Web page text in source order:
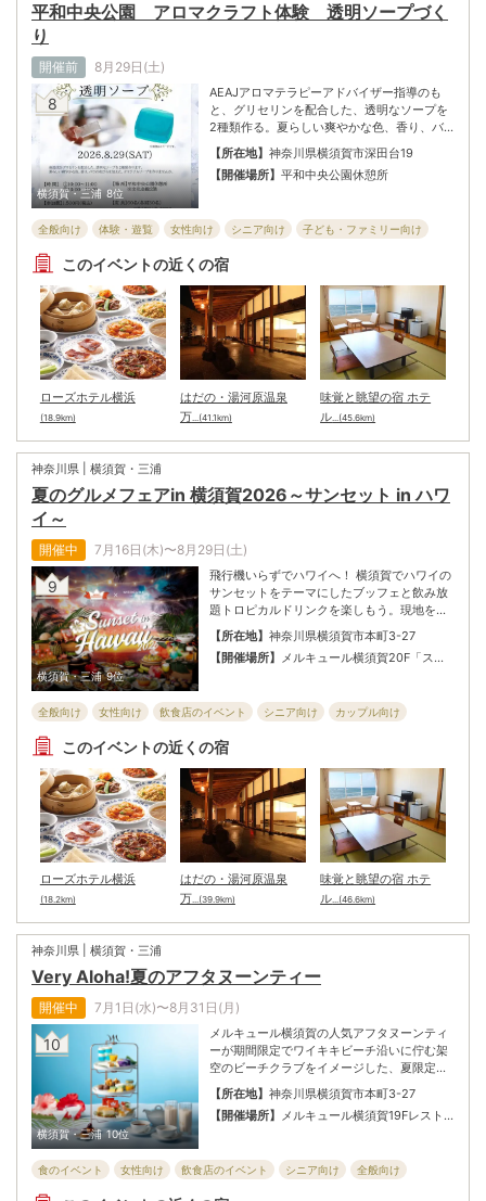
平和中央公園 アロマクラフト体験 透明ソープづく
り
開催前 8月29日(土)
8
横須賀・三浦 8位
AEAJアロマテラピーアドバイザー指導のも
と、グリセリンを配合した、透明なソープを
2種類作る。夏らしい爽やかな色、香り、バ
ラの花びらを加えたオリジナルソープ作りの
アロマクラフト体験教室。夏休みに親子で参
加しても楽しめるイベントである。各回先着
【所在地】 神奈川県横須賀市深田台19
【開催場所】 平和中央公園休憩所
全般向け 体験・遊覧 女性向け シニア向け 子ども・ファミリー向け
このイベントの近くの宿
ローズホテル横浜
(18.9km)
はだの・湯河原温泉
万 ...(41.1km)
味覚と眺望の宿 ホテ
ル ...(45.6km)
神奈川県 | 横須賀・三浦
夏のグルメフェアin 横須賀2026～サンセット in ハワ
イ～
開催中 7月16日(木)〜8月29日(土)
9
横須賀・三浦 9位
飛行機いらずでハワイへ！ 横須賀でハワイの
サンセットをテーマにしたブッフェと飲み放
題トロピカルドリンクを楽しもう。現地を旅
しているかのようなリゾート気分を横須賀で
体験できる。20F特設会場では夕暮れに染ま
る横須賀港の絶景とともに、横須賀ならでは
HAWAIIAN公式が当たる抽選会も開催！
【所在地】 神奈川県横須賀市本町3-27
【開催場所】
メルキュール横須賀20F「スカ
全般向け 女性向け 飲食店のイベント シニア向け
カップル向け
子ども・ファミリー向け
このイベントの近くの宿
ローズホテル横浜
(18.2km)
はだの・湯河原温泉
万...(39.9km)
味覚と眺望の宿 ホテ
ル...(46.6km)
神奈川県 | 横須賀・三浦
Very Aloha!夏のアフタヌーンティー
開催中 7月1日(水)〜8月31日(月)
10
横須賀・三浦 10位
メルキュール横須賀の人気アフタヌーンティ
ーが期間限定でワイキキビーチ沿いに佇む架
空のビーチクラブをイメージした、夏限定の
アフタヌーンティーに。ハワイ生まれの
「KING'S HAWAIIAN」コラボのスライダー
も！公式グッズが当たるハズレなし抽選会も
【所在地】 神奈川県横須賀市本町3-27
【開催場所】
メルキュール横須賀19Fレスト
食のイベント 女性向け 飲食店のイベント シニア向け
全般向け
カップル向け